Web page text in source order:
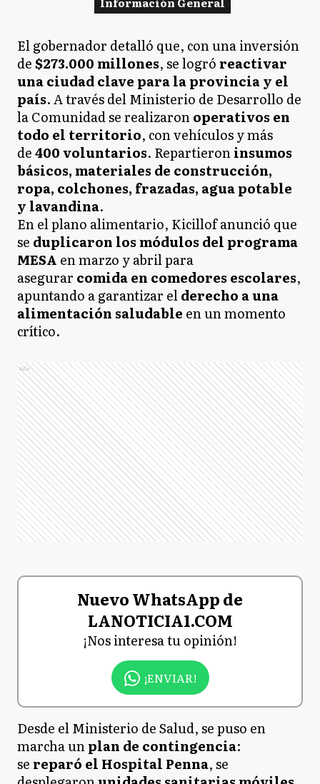
El gobernador detalló que, con una inversión
de$273.000 millones, se logró reactivar
una ciudad clave para la provincia y el
país. A través del Ministerio de Desarrollo de
la Comunidad se realizaronoperativos en
todo el territorio, con vehículos y más
de400 voluntarios. Repartieroninsumos
básicos, materiales de construcción,
ropa, colchones, frazadas, agua potable
y lavandina.
En el plano alimentario, Kicillof anunció que
se duplicaron los módulos del programa
MESA en marzo y abril para
asegurar comida en comedores escolares,
apuntando a garantizar elderecho a una
alimentación saludable en un momento
crítico.
Ads
Nuevo WhatsApp de
LANOTICIA1.COM
¡Nos interesa tu opinión!
¡ENVIAR!
Desde el Ministerio de Salud, se puso en
marcha unplan de contingencia:
se reparó el Hospital Penna, se